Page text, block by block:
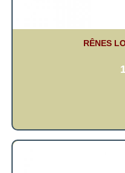
RÊNES